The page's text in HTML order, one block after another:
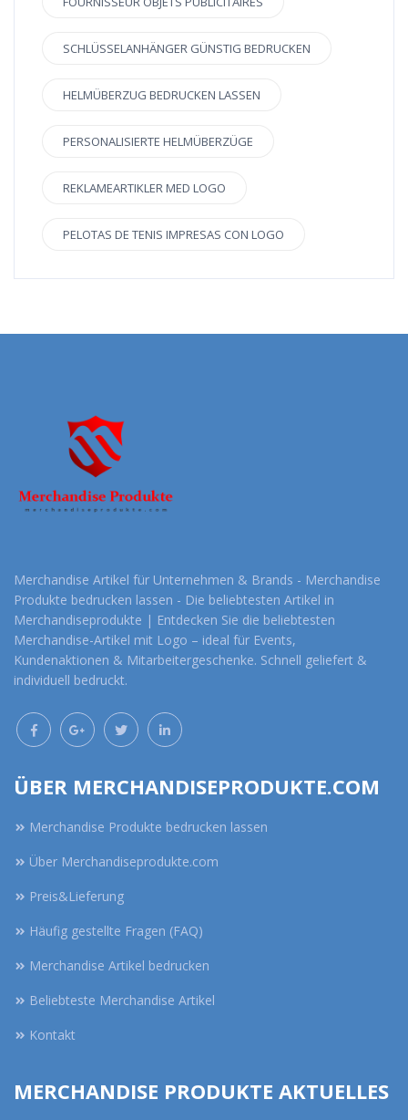
SCHLÜSSELANHÄNGER GÜNSTIG BEDRUCKEN
HELMÜBERZUG BEDRUCKEN LASSEN
PERSONALISIERTE HELMÜBERZÜGE
REKLAMEARTIKLER MED LOGO
PELOTAS DE TENIS IMPRESAS CON LOGO
Merchandise Artikel für Unternehmen & Brands - Merchandise
Produkte bedrucken lassen - Die beliebtesten Artikel in
Merchandiseprodukte | Entdecken Sie die beliebtesten
Merchandise-Artikel mit Logo – ideal für Events,
Kundenaktionen & Mitarbeitergeschenke. Schnell geliefert &
individuell bedruckt.
ÜBER MERCHANDISEPRODUKTE.COM
Merchandise Produkte bedrucken lassen
Über Merchandiseprodukte.com
Preis&Lieferung
Häufig gestellte Fragen (FAQ)
Merchandise Artikel bedrucken
Beliebteste Merchandise Artikel
Kontakt
MERCHANDISE PRODUKTE AKTUELLES